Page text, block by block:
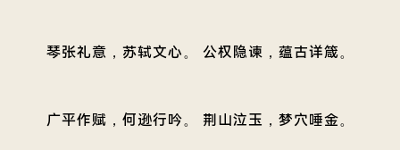
琴张礼意，苏轼文心。 公权隐谏，蕴古详箴。
广平作赋，何逊行吟。 荆山泣玉，梦穴唾金。